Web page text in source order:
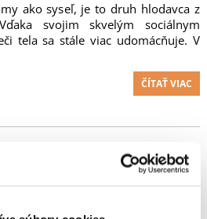
ako syseľ, je to druh hlodavca z
svojim skvelým sociálnym
tela sa stále viac udomácňuje. V
ČÍTAŤ VIAC
(Ondatra zibethicus)